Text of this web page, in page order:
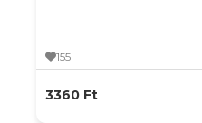
155
3360 Ft